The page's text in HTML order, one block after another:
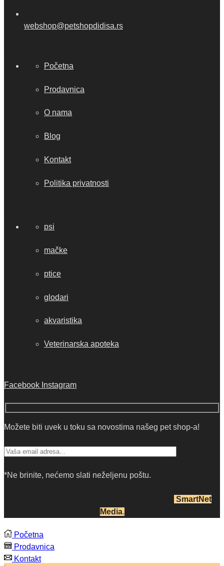
webshop@petshopdidisa.rs
Početna
Prodavnica
O nama
Blog
Kontakt
Politika privatnosti
psi
mačke
ptice
glodari
akvaristika
Veterinarska apoteka
Facebook Instagram
Možete biti uvek u toku sa novostima našeg pet shop-a!
*Ne brinite, nećemo slati neželjenu poštu.
SmartNet
Media.
Početna
Prodavnica
Kontakt